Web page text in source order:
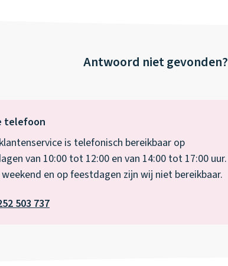
Antwoord niet gevonden?
telefoon
is telefonisch bereikbaar op
van 10:00 tot 12:00 en van 14:00 tot 17:00 uur.
en op feestdagen zijn wij niet bereikbaar.
503 737